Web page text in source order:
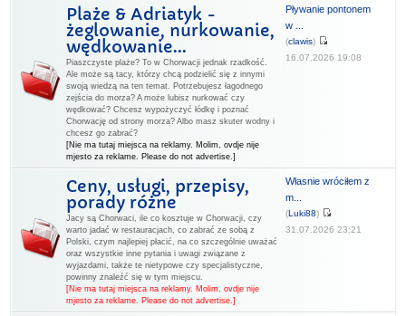
Plaże & Adriatyk -
żeglowanie, nurkowanie,
wędkowanie...
Piaszczyste plaże? To w Chorwacji jednak rzadkość.
Ale może są tacy, którzy chcą podzielić się z innymi
swoją wiedzą na ten temat. Potrzebujesz łagodnego
zejścia do morza? A może lubisz nurkować czy
wędkować? Chcesz wypożyczyć łódkę i poznać
Chorwację od strony morza? Albo masz skuter wodny i
chcesz go zabrać?
[Nie ma tutaj miejsca na reklamy. Molim, ovdje nije
mjesto za reklame. Please do not advertise.]
Pływanie pontonem
w ...
(clawis)
16.07.2026 19:08
Ceny, usługi, przepisy,
porady różne
Jacy są Chorwaci, ile co kosztuje w Chorwacji, czy
warto jadać w restauracjach, co zabrać ze sobą z
Polski, czym najlepiej płacić, na co szczególnie uważać
oraz wszystkie inne pytania i uwagi związane z
wyjazdami, także te nietypowe czy specjalistyczne,
powinny znaleźć się w tym miejscu.
[Nie ma tutaj miejsca na reklamy. Molim, ovdje nije
mjesto za reklame. Please do not advertise.]
Własnie wróciłem z
m...
(Luki88)
31.07.2026 23:21